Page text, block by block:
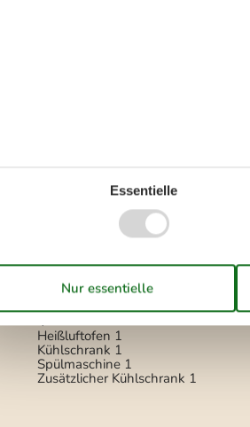
Gefrierkapazität (Anzahl Liter) 50
Jahr der Renovierung 2025
Waschmaschine
1
Küche
Anzahl der Keramikkochplatten
4
Heißluftofen 1
Kühlschrank 1
Spülmaschine 1
Zusätzlicher Kühlschrank 1
Essentielle